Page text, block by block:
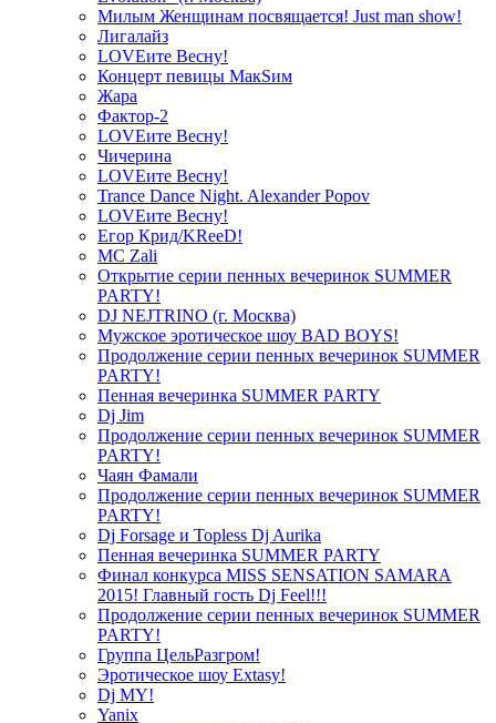
Милым Женщинам посвящается! Just man show!
Лигалайз
LOVEите Весну!
Концерт певицы МакSим
Жара
Фактор-2
LOVEите Весну!
Чичерина
LOVEите Весну!
Trance Dance Night. Alexander Popov
LOVEите Весну!
Егор Крид/KReeD!
MC Zali
Открытие серии пенных вечеринок SUMMER
PARTY!
DJ NEJTRINO (г. Москва)
Мужское эротическое шоу BAD BOYS!
Продолжение серии пенных вечеринок SUMMER
PARTY!
Пенная вечеринка SUMMER PARTY
Dj Jim
Продолжение серии пенных вечеринок SUMMER
PARTY!
Чаян Фамали
Продолжение серии пенных вечеринок SUMMER
PARTY!
Dj Forsage и Topless Dj Aurika
Пенная вечеринка SUMMER PARTY
Финал конкурса MISS SENSATION SAMARA
2015! Главный гость Dj Feel!!!
Продолжение серии пенных вечеринок SUMMER
PARTY!
Группа ЦельРазгром!
Эротическое шоу Extasy!
Dj MY!
Yanix